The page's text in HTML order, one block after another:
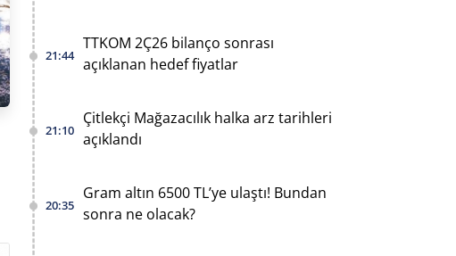
21:44
TTKOM 2Ç26 bilanço sonrası
açıklanan hedef fiyatlar
21:10
Çitlekçi Mağazacılık halka arz tarihleri
açıklandı
20:35
Gram altın 6500 TL’ye ulaştı! Bundan
sonra ne olacak?